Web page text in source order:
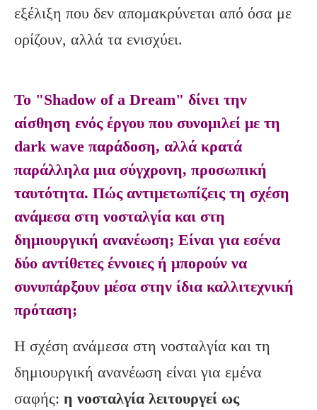
εξέλιξη που δεν απομακρύνεται από όσα με
ορίζουν, αλλά τα ενισχύει.
Το "Shadow of a Dream" δίνει την
αίσθηση ενός έργου που συνομιλεί με τη
dark wave παράδοση, αλλά κρατά
παράλληλα μια σύγχρονη, προσωπική
ταυτότητα. Πώς αντιμετωπίζεις τη σχέση
ανάμεσα στη νοσταλγία και στη
δημιουργική ανανέωση; Είναι για εσένα
δύο αντίθετες έννοιες ή μπορούν να
συνυπάρξουν μέσα στην ίδια καλλιτεχνική
πρόταση;
Η σχέση ανάμεσα στη νοσταλγία και τη
δημιουργική ανανέωση είναι για εμένα
σαφής: η νοσταλγία λειτουργεί ως